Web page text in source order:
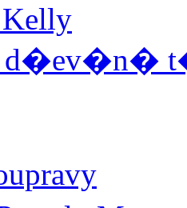
Kelly
d�ev�n�